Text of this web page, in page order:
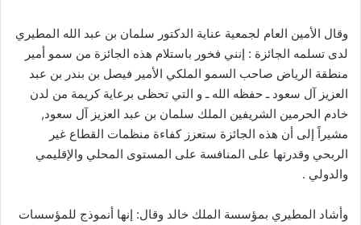
وقال الأمين العام لجمعية عناية الدكتور سلمان بن عبد الله المطيري
لدى تسلمه الجائزة : إنني فخور باستلام هذه الجائزة من سمو أمير
منطقة الرياض صاحب السمو الملكي الأمير فيصل بن بندر بن عبد
العزيز آل سعود ـ حفظه الله ـ و التي تحظى برعاية كريمة من لدن
خادم الحرمين الشريفين الملك سلمان بن عبد العزيز آل سعود,
مشيراً إلى أن هذه الجائزة ستعزز كفاءة منظمات القطاع غير
الربحي وقدرتها على المنافسة على المستوى المحلي والإقليمي
والدولي .
وأشاد المطيري بمؤسسة الملك خالد وقال: إنها أنموذج للمؤسسات